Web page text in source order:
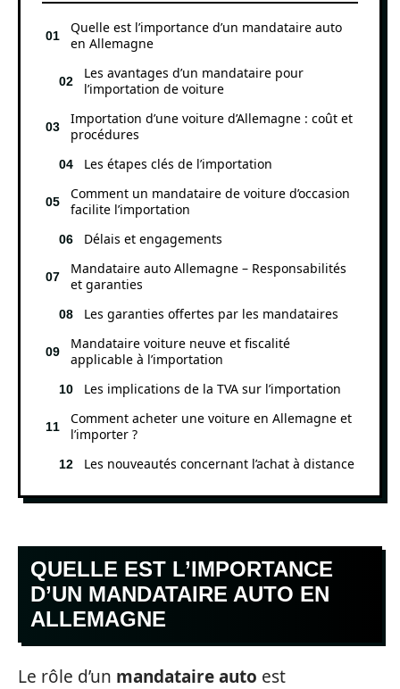
Quelle est l’importance d’un mandataire auto
en Allemagne
Les avantages d’un mandataire pour
l’importation de voiture
Importation d’une voiture d’Allemagne : coût et
procédures
Les étapes clés de l’importation
Comment un mandataire de voiture d’occasion
facilite l’importation
Délais et engagements
Mandataire auto Allemagne – Responsabilités
et garanties
Les garanties offertes par les mandataires
Mandataire voiture neuve et fiscalité
applicable à l’importation
Les implications de la TVA sur l’importation
Comment acheter une voiture en Allemagne et
l’importer ?
Les nouveautés concernant l’achat à distance
QUELLE EST L’IMPORTANCE
D’UN MANDATAIRE AUTO EN
ALLEMAGNE
Le rôle d’un mandataire auto est